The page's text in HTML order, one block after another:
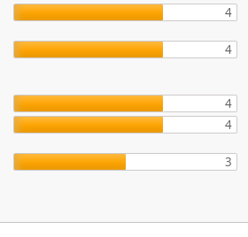
4
4
4
4
3